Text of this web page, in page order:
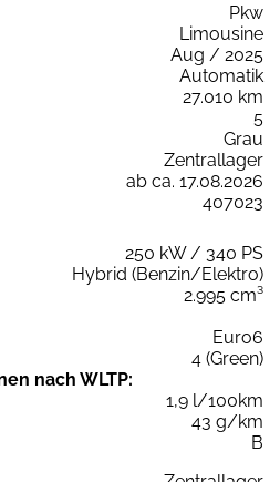
Pkw
Limousine
Aug / 2025
Automatik
27.010 km
5
Grau
Zentrallager
ab ca. 17.08.2026
407023
250 kW / 340 PS
Hybrid (Benzin/Elektro)
2.995 cm³
Euro6
4 (Green)
nach WLTP:
1,9 l/100km
43 g/km
B